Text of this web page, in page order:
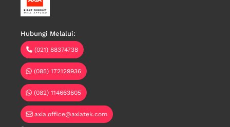
Hubungi Melalui:
(021) 88374738
(085) 172129936
(082) 114663605
axia.office@axiatek.com